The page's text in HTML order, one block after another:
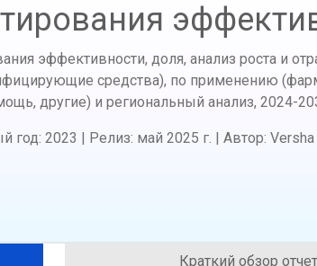
эффективности, доля, анализ роста и
средства), по применению
другие) и региональный анализ, 2024-
год: 2023 Релиз: май 2025 г. Автор: Versha
Краткий обзор